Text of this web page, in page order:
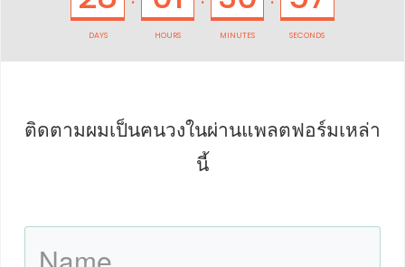
DAYS HOURS MINUTES SECONDS
ติดตามผมเป็นฅนวงในผ่านแพลตฟอร์มเหล่า
นี้